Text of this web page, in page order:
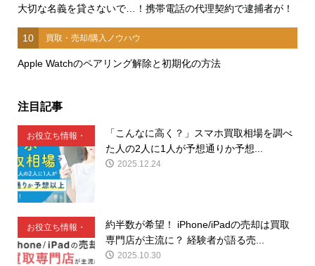
大切な名義を貸さないで…！携帯電話の代理契約で逮捕者が！
10 買取・売却/購入ノウハウ
Apple Watchのペアリング解除と初期化の方法
注目記事
お役立ち情報・
豆知識
「こんなに高く？」スマホ買取相場を調べ
た人の2人に1人が予想通りか予想...
2025.12.24
お役立ち情報・
豆知識
約半数が希望！ iPhone/iPadの売却は買取
専門店が主流に？ 経験者が語る売...
2025.10.30